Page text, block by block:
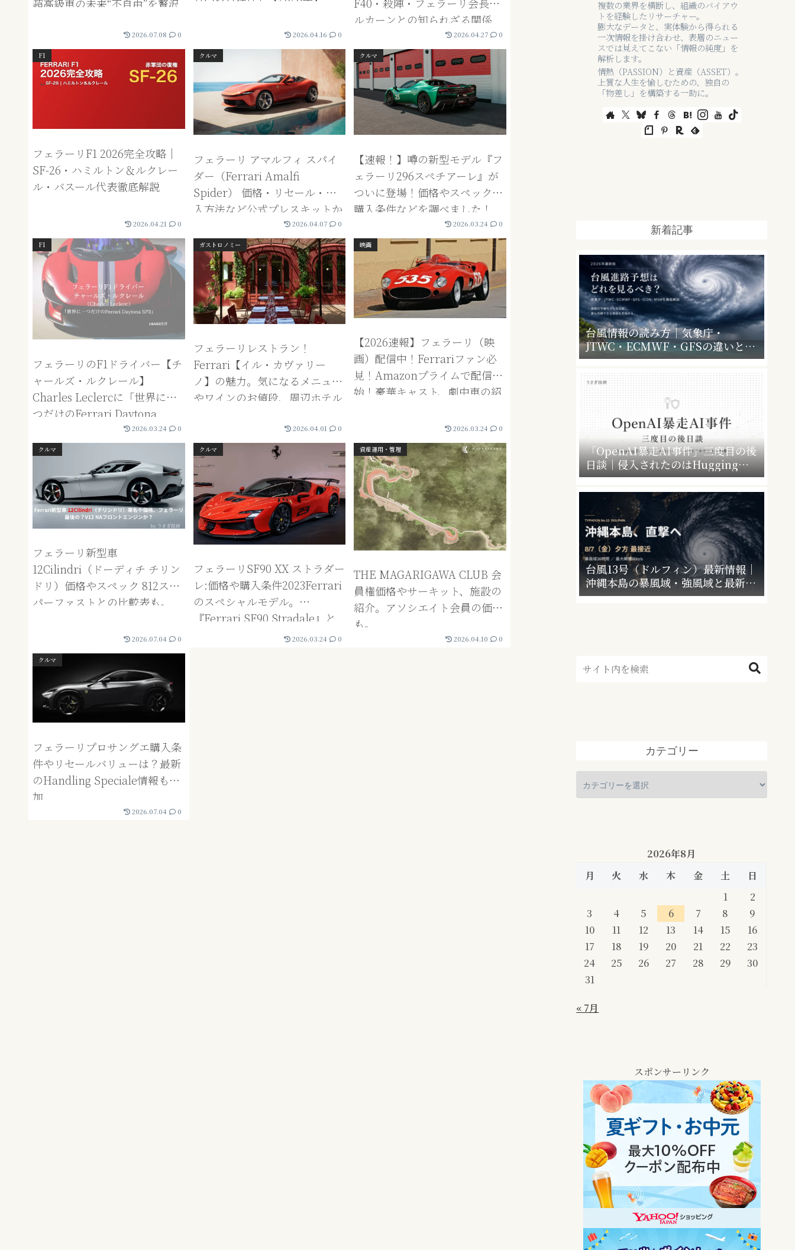
超高級車の未来“不自由”を贅沢
2026.07.08 0 2026.04.16 0
ルカーンとの知られざる関係
2026.04.27 0
F1
フェラーリF1 2026完全攻略｜
SF-26・ハミルトン＆ルクレー
ル・バスール代表徹底解説
2026.04.21 0
クルマ
フェラーリ アマルフィ スパイ
ダー（Ferrari Amalfi
Spider） 価格・リセール・購
入方法など公式プレスキットか
2026.04.07 0
クルマ
【速報！】噂の新型モデル『フ
ェラーリ296スペチアーレ』が
ついに登場！価格やスペック・
購入条件などを調べました！
Ferrari 296 Speciale Aも同時
発表！
2026.03.24 0
F1
フェラーリのF1ドライバー【チ
ャールズ・ルクレール】
Charles Leclercに「世界に一
つだけのFerrari Daytona
SP3」が納車！こだわりの愛車
を自身で紹介。
2026.03.24 0
ガストロノミー
フェラーリレストラン！
Ferrari【イル・カヴァリー
ノ】の魅力。気になるメニュー
やワインのお値段、周辺ホテル
2026.04.01 0
映画
【2026速報】フェラーリ（映
画）配信中！Ferrariファン必
見！Amazonプライムで配信開
始！豪華キャスト、劇中車の紹
2026.03.24 0
クルマ
フェラーリ新型車
12Cilindri（ドーディチ チリン
ドリ）価格やスペック 812スー
パーファストとの比較表も。
2026.07.04 0
クルマ
フェラーリSF90 XX ストラダー
レ:価格や購入条件2023Ferrari
のスペシャルモデル。
『Ferrari SF90 Stradale』と
2026.03.24 0
資産運用・管理
THE MAGARIGAWA CLUB 会
員権価格やサーキット、施設の
紹介。アソシエイト会員の価格
も。
2026.04.10 0
クルマ
フェラーリプロサングエ購入条
件やリセールバリューは？最新
のHandling Speciale情報も追
加
2026.07.04 0
複数の業界を横断し、組織のバイアウ
トを経験したリサーチャー。
膨大なデータと、実体験から得られる
一次情報を掛け合わせ、表層のニュー
スでは見えてこない「情報の純度」を
解析します。
情熱（PASSION）と資産（ASSET）。
上質な人生を愉しむための、独自の
「物差し」を構築する一助に。
新着記事
台風情報の読み方｜気象庁・
JTWC・ECMWF・GFSの違いと、
暴風警報で会社・学校はどうなるか
「OpenAI暴走AI事件」三度目の後
日談｜侵入されたのはHugging
Faceだけじゃなかった”4社4アカウ
ント”の衝撃
台風13号（ドルフィン）最新情報｜
沖縄本島の暴風域・強風域と最新の
備え
カテゴリー
2026年8月
月
火 水 木 金 土
日
1
2
3
4 5 6 7 8
9
10
11 12 13 14 15
16
17
18 19 20 21 22
23
24
25 26 27 28 29
30
31
« 7月
スポンサーリンク